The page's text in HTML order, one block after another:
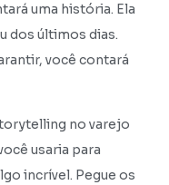
uma história. Ela
dos últimos dias.
você contará
no varejo
usaria para
incrível. Pegue os